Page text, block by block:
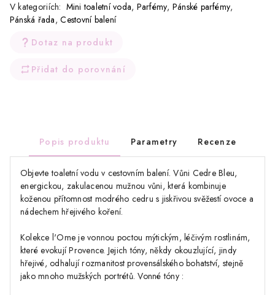
V kategoriích: Mini toaletní voda, Parfémy, Pánské parfémy,
Pánská řada,Cestovní balení
Dotaz na produkt
Přidat do porovnání
Popis produktu Parametry Recenze
Objevte toaletní vodu v cestovním balení. Vůni Cedre Bleu,
energickou, zakulacenou mužnou vůni, která kombinuje
koženou přítomnost modrého cedru s jiskřivou svěžestí ovoce a
nádechem hřejivého koření.
Kolekce l'Ome je vonnou poctou mýtickým, léčivým rostlinám,
které evokují Provence. Jejich tóny, někdy okouzlující, jindy
hřejivé, odhalují rozmanitost provensálského bohatství, stejně
jako mnoho mužských portrétů. Vonné tóny :